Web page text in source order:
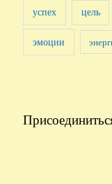
успех цель
эмоции